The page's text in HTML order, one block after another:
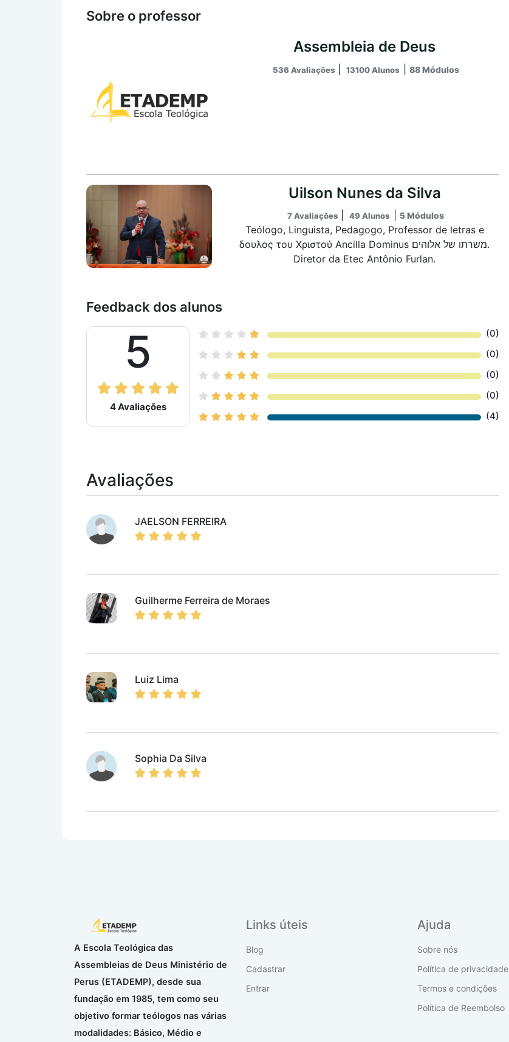
Sobre o professor
Assembleia de Deus
536 Avaliações| 13100 Alunos 88 Módulos
Uilson Nunes da Silva
7 Avaliações 49 Alunos 5 Módulos
Teólogo, Linguista, Pedagogo, Professor de letras e
δουλος του Χριστού Ancilla Dominus משרתו של אלוהים.
Diretor da Etec Antônio Furlan.
Feedback dos alunos
5
4 Avaliações
(0)
(0)
(0)
(0)
(4)
Avaliações
JAELSON FERREIRA
Guilherme Ferreira de Moraes
Luiz Lima
Sophia Da Silva
Links úteis
Blog
Cadastrar
Entrar
Ajuda
Sobre nós
Política de privacidade
Termos e condições
Política de Reembolso
A Escola Teológica das
Assembleias de Deus Ministério de
Perus (ETADEMP), desde sua
fundação em 1985, tem como seu
objetivo formar teólogos nas várias
modalidades: Básico, Médio e